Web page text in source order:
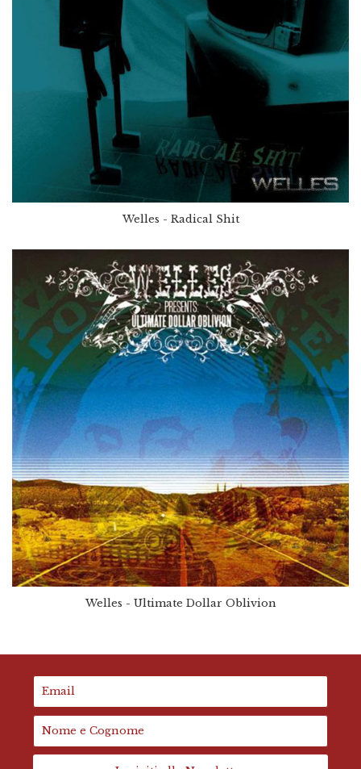
Welles - Radical Shit
Welles - Ultimate Dollar Oblivion